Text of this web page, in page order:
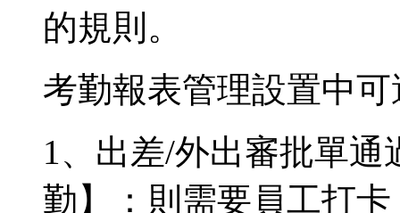
的規則。
考勤報表管理設置中
1、出差/外出審批單
勤】：則需要員工打